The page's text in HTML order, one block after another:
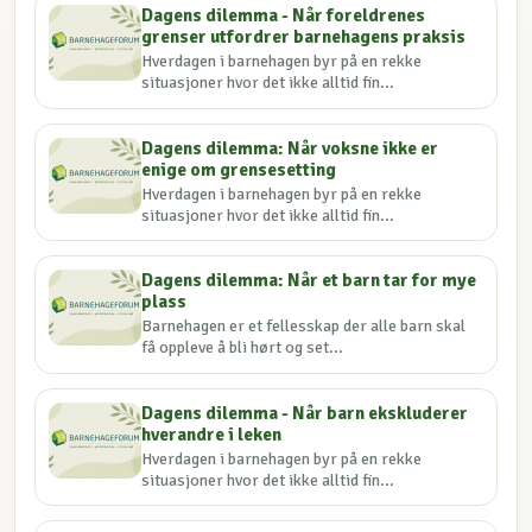
Dagens dilemma - Når foreldrenes
grenser utfordrer barnehagens praksis
Hverdagen i barnehagen byr på en rekke
situasjoner hvor det ikke alltid fin...
Dagens dilemma: Når voksne ikke er
enige om grensesetting
Hverdagen i barnehagen byr på en rekke
situasjoner hvor det ikke alltid fin...
Dagens dilemma: Når et barn tar for mye
plass
Barnehagen er et fellesskap der alle barn skal
få oppleve å bli hørt og set...
Dagens dilemma - Når barn ekskluderer
hverandre i leken
Hverdagen i barnehagen byr på en rekke
situasjoner hvor det ikke alltid fin...